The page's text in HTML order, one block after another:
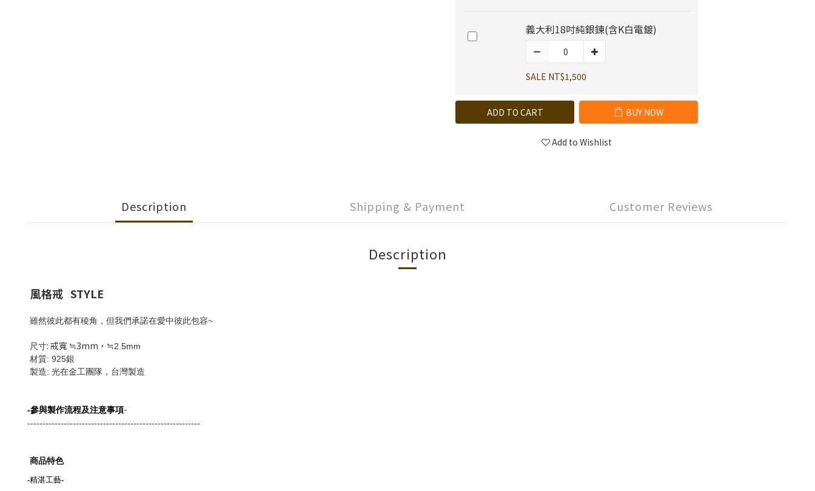
義大利18吋純銀鍊(含K白電鍍)
SALE NT$1,500
ADD TO CART BUY NOW
Add to Wishlist
Description Shipping & Payment Customer Reviews
Description
風格戒 STYLE
雖然彼此都有稜角，但我們承諾在愛中彼此包容~
尺寸: 戒寬 ≒3mm， ≒2.5mm
材質: 925銀
製造: 光在金工團隊，台灣製造
-參與製作流程及注意事項-
---------------------------------------------------------
商品特色
-精湛工藝-